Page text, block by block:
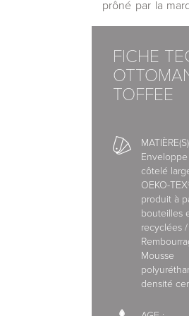
prôné par la
Matières:
Enveloppe :
partir de
Fabriqué en
Disponibilité : 2
Livraison par nos
Pour vous offrir
spécialisés.
FICHE
TOFFEE
côtelé
OEKO-
produit à
bouteilles
recyclées /
Mousse
densité